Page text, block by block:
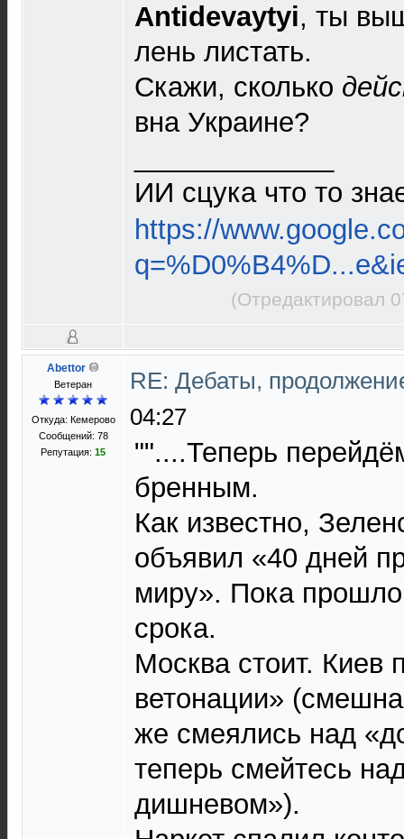
Antidevaytyi, ты
лень листать.
Скажи, сколько
вна Украине?
ИИ сцука что то
https://
(Отредактировал
Abettor
Ветеран
Откуда: Кемерово
Сообщений: 78
Репутация: 15
RE: Дебаты,
04:27
""....Теперь
бренным.
Как известно,
объявил «40 дней
миру». Пока прошло
срока.
Москва стоит.
ветонации»
же смеялись над
теперь смейтесь
дишневом»).